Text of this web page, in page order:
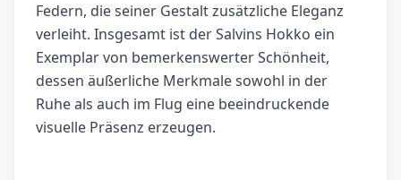
Federn, die seiner Gestalt zusätzliche Eleganz
verleiht. Insgesamt ist der Salvins Hokko ein
Exemplar von bemerkenswerter Schönheit,
dessen äußerliche Merkmale sowohl in der
Ruhe als auch im Flug eine beeindruckende
visuelle Präsenz erzeugen.